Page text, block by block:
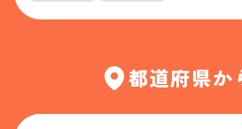
都道府県か